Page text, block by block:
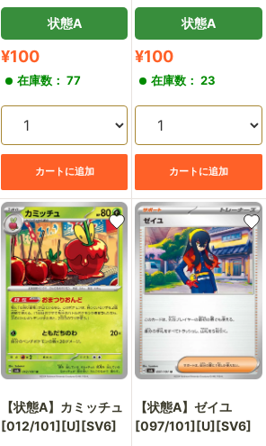
状態A
販
価
格
¥100
在庫数： 77
カートに追加
状態A
販
価
格
¥100
在庫数： 23
カートに追加
【状態A】カミッチュ
[012/101][U][SV6]
【状態A】ゼイユ
[097/101][U][SV6]